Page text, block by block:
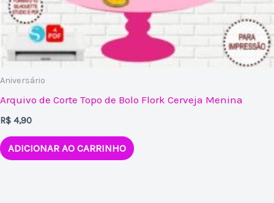
Aniversário
Arquivo de Corte Topo de Bolo Flork Cerveja Menina
R$ 4,90
ADICIONAR AO CARRINHO